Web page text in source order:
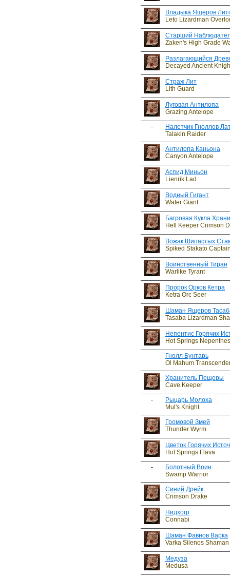
Владыка Ящеров
Leto Lizardman
Старший
Zaken's High Grade
Разлагающийся
Decayed Ancient
Страж Лит
Lith Guard
Луговая Антилопа
Grazing Antelope
-
Налетчик Гноллов
Talakin Raider
Антилопа Каньона
Canyon Antelope
Аспид Миньон
Lienrik Lad
Водный Гигант
Water Giant
Багровая Кукла
Hell Keeper Crimson
Вожак Шипастых
Spiked Stakato
Воинственный Тиран
Warlike Tyrant
Пророк Орков Кетра
Ketra Orc Seer
Шаман Ящеров
Tasaba Lizardman
Непентис Горячих
Hot Springs Nepenthes
-
Гнолл Бунтарь
Ol Mahum
Хранитель Пещеры
Cave Keeper
-
Рыцарь Молоха
Mul's Knight
Громовой Змей
Thunder Wyrm
Цветок Горячих
Hot Springs Flava
-
Болотный Воин
Swamp Warrior
Синий Дрейк
Crimson Drake
Нидхогр
Connabi
Шаман Фавнов Варка
Varka Silenos Shaman
Медуза
Medusa